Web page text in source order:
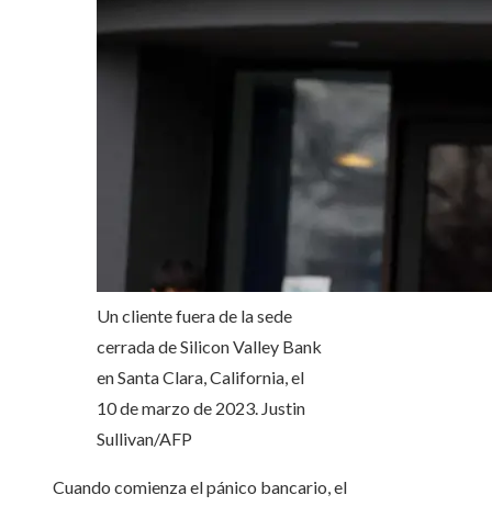
Un cliente fuera de la sede
cerrada de Silicon Valley Bank
en Santa Clara, California, el
10 de marzo de 2023. Justin
Sullivan/AFP
Cuando comienza el pánico bancario, el